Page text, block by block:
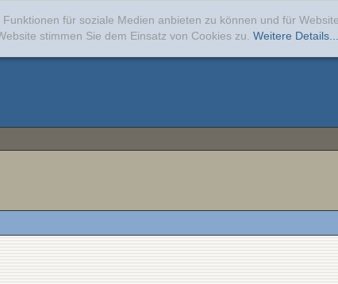
für soziale Medien anbieten zu können und für
stimmen Sie dem Einsatz von Cookies zu. Weitere Details...